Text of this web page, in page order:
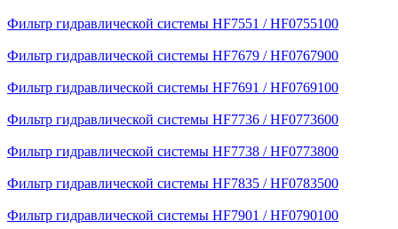
Фильтр гидравлической системы HF7551 / HF0755100
Фильтр гидравлической системы HF7679 / HF0767900
Фильтр гидравлической системы HF7691 / HF0769100
Фильтр гидравлической системы HF7736 / HF0773600
Фильтр гидравлической системы HF7738 / HF0773800
Фильтр гидравлической системы HF7835 / HF0783500
Фильтр гидравлической системы HF7901 / HF0790100